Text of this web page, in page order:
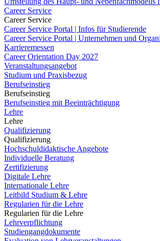
Career Service
Career Service
Career Service Portal | Infos für Studierende
Career Service Portal | Unternehmen und
Karrieremessen
Career Orientation Day 2027
Veranstaltungsangebot
Studium und Praxisbezug
Berufseinstieg
Berufseinstieg
Berufseinstieg mit Beeinträchtigung
Lehre
Lehre
Qualifizierung
Qualifizierung
Hochschuldidaktische Angebote
Individuelle Beratung
Zertifizierung
Digitale Lehre
Internationale Lehre
Leitbild Studium & Lehre
Regularien für die Lehre
Regularien für die Lehre
Lehrverpflichtung
Studiengangdokumente